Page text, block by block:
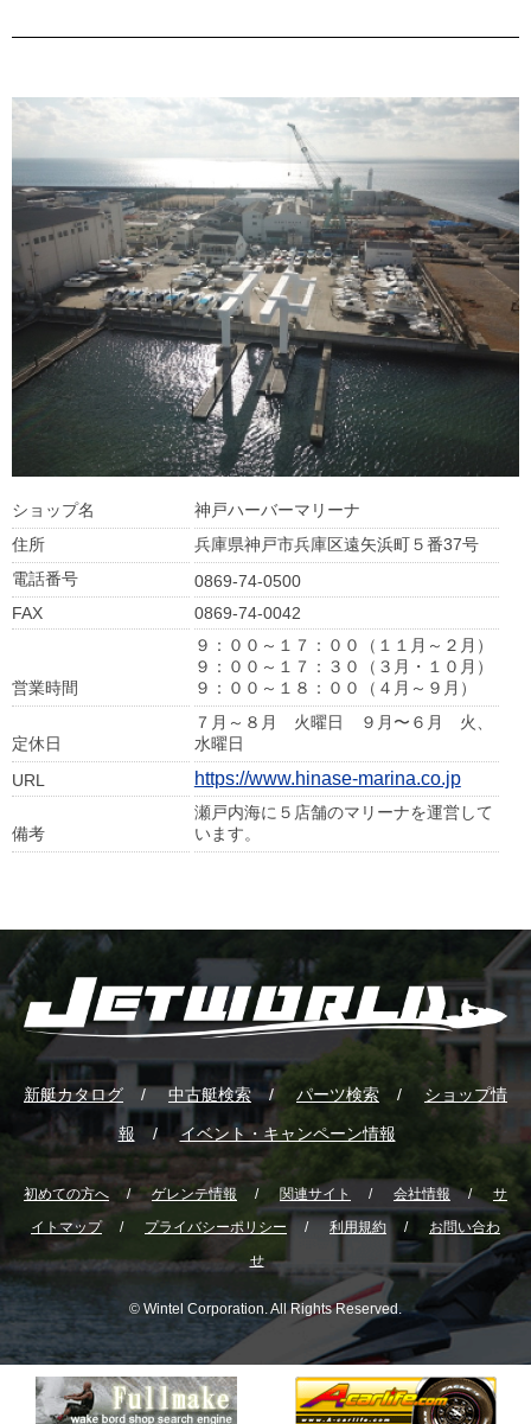
ショップ名
神戸ハーバーマリーナ
住所
兵庫県神戸市兵庫区遠矢浜町５番37号
電話番号
0869-74-0500
FAX
0869-74-0042
営業時間
９：００～１７：００（１１月～２月）
９：００～１７：３０（３月・１０月）
９：００～１８：００（４月～９月）
定休日
７月～８月 火曜日 ９月〜６月 火、
水曜日
URL
https://www.hinase-marina.co.jp
備考
瀬戸内海に５店舗のマリーナを運営して
います。
新艇カタログ 中古艇検索 パーツ検索 ショップ情
報 イベント・キャンペーン情報
初めての方へ ゲレンテ情報 関連サイト 会社情報
サ
イトマップ
プライバシーポリシー 利用規約
お問い合わ
せ
© Wintel Corporation. All Rights Reserved.